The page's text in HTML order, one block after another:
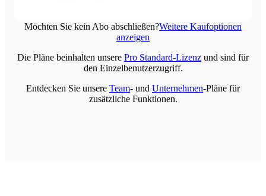
Möchten Sie kein Abo abschließen?Weitere Kaufoptionen
anzeigen
Die Pläne beinhalten unsere Pro Standard-Lizenz und sind für
den Einzelbenutzerzugriff.
Entdecken Sie unsere Team- und Unternehmen-Pläne für
zusätzliche Funktionen.